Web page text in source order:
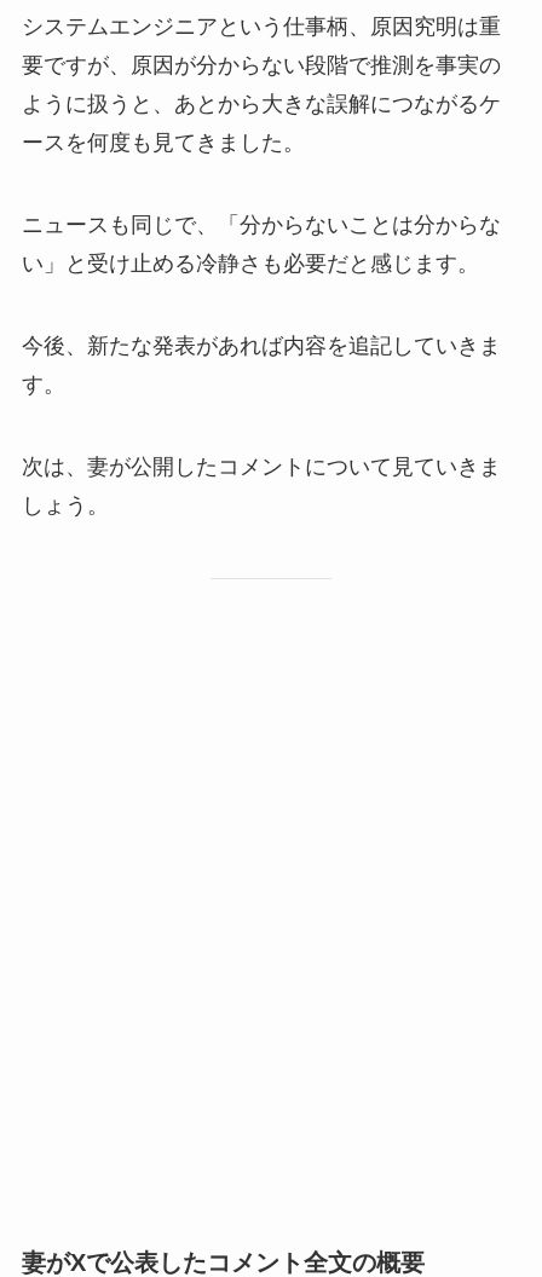
システムエンジニアという仕事柄、原因究明は重
要ですが、原因が分からない段階で推測を事実の
ように扱うと、あとから大きな誤解につながるケ
ースを何度も見てきました。
ニュースも同じで、「分からないことは分からな
い」と受け止める冷静さも必要だと感じます。
今後、新たな発表があれば内容を追記していきま
す。
次は、妻が公開したコメントについて見ていきま
しょう。
妻がXで公表したコメント全文の概要